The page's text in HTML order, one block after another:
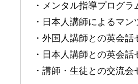
・メンタル指導プログラ
・日本人講師によるマン
・外国人講師との英会話
・日本人講師との英会話
・講師・生徒との交流